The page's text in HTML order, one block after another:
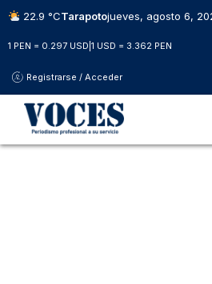
22.9 °CTarapotojueves, agosto 6,
1 PEN = 0.297 USD 1 USD = 3.362 PEN
Registrarse / Acceder